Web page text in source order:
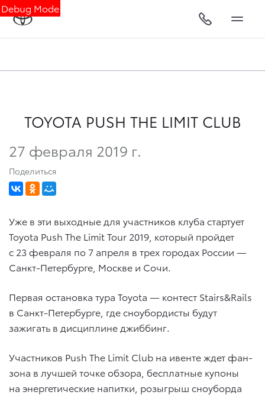
Debug Mode
TOYOTA PUSH THE LIMIT CLUB
27 февраля 2019 г.
Поделиться
Уже в эти выходные для участников клуба стартует
Toyota Push The Limit Tour 2019, который пройдет
с 23 февраля по 7 апреля в трех городах России —
Санкт-Петербурге, Москве и Сочи.
Первая остановка тура Toyota — контест Stairs&Rails
в Санкт-Петербурге, где сноубордисты будут
зажигать в дисциплине джиббинг.
Участников Push The Limit Club на ивенте ждет фан-
зона в лучшей точке обзора, бесплатные купоны
на энергетические напитки, розыгрыш сноуборда